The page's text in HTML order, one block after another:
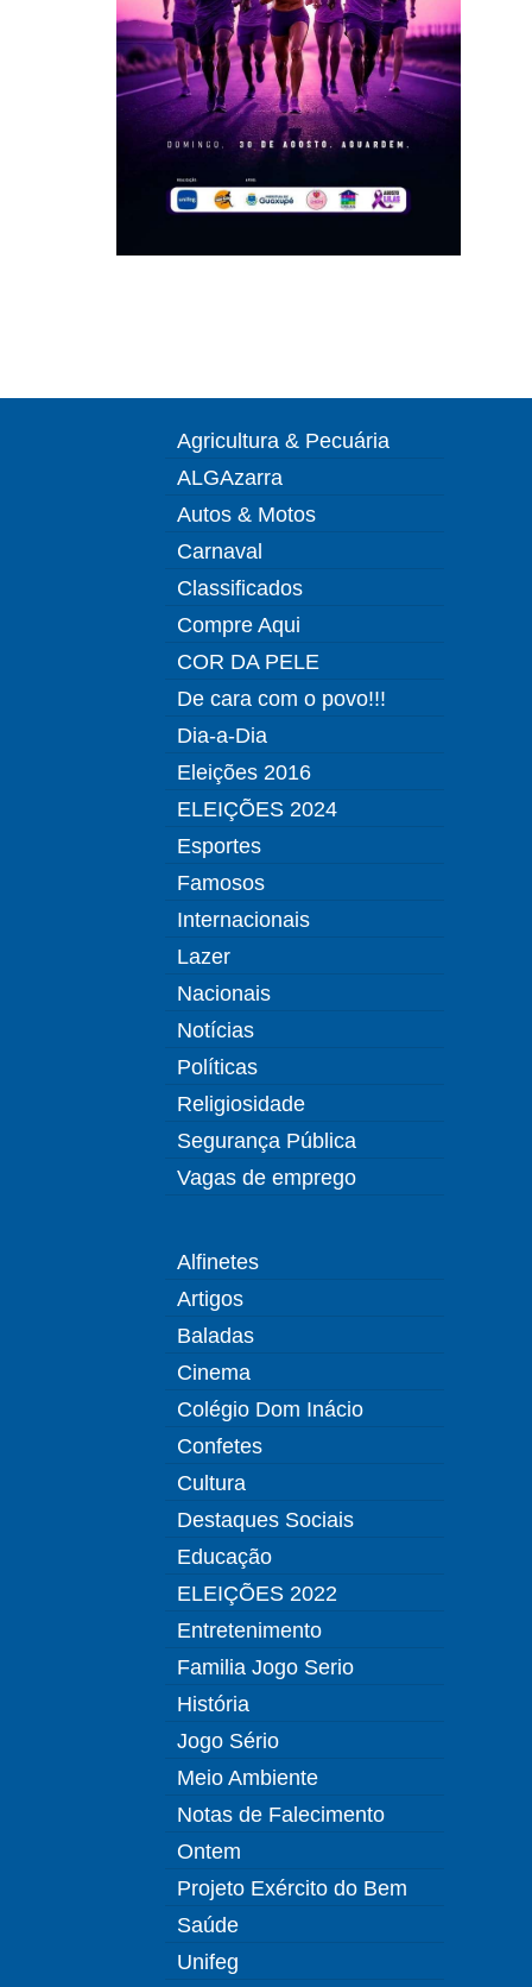
Agricultura & Pecuária
ALGAzarra
Autos & Motos
Carnaval
Classificados
Compre Aqui
COR DA PELE
De cara com o povo!!!
Dia-a-Dia
Eleições 2016
ELEIÇÕES 2024
Esportes
Famosos
Internacionais
Lazer
Nacionais
Notícias
Políticas
Religiosidade
Segurança Pública
Vagas de emprego
Alfinetes
Artigos
Baladas
Cinema
Colégio Dom Inácio
Confetes
Cultura
Destaques Sociais
Educação
ELEIÇÕES 2022
Entretenimento
Familia Jogo Serio
História
Jogo Sério
Meio Ambiente
Notas de Falecimento
Ontem
Projeto Exército do Bem
Saúde
Unifeg